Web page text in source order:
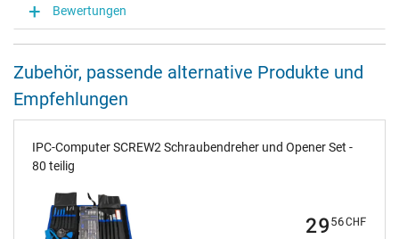
Bewertungen
Zubehör, passende alternative Produkte und
Empfehlungen
IPC-Computer SCREW2 Schraubendreher und Opener Set -
80 teilig
2956CHF